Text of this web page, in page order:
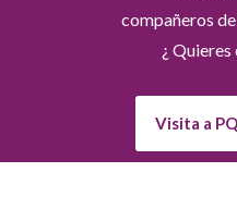
compañeros de
¿
Visita a